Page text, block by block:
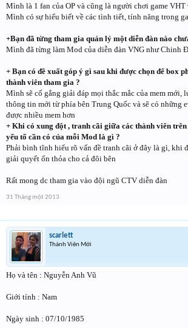
Mình là 1 fan của OP và cũng là người chơi game
Mình có sự hiểu biết về các tình tiết, tính năng trong
+Bạn đã từng tham gia quản lý một diễn đàn nào
Mình đã từng làm Mod của diễn đàn VNG như Chinh
+ Bạn có đề xuất góp ý gì sau khi được chọn để box
thành viên tham gia ?
Mình sẽ cố gắng giải đáp mọi thắc mắc của mem mới,
thông tin mới từ phía bên Trung Quốc và sẽ có những
được nhiều mem hơn
+ Khi có xung đột , tranh cãi giữa các thành viên trên
yếu tố cần có của mỗi Mod là gì ?
Phải bình tĩnh hiểu rõ vấn đề tranh cãi ở đây là gì, khi
giải quyết ổn thỏa cho cả đôi bên
Rất mong dc tham gia vào đội ngũ CTV diễn đàn
31 Tháng một 2013
scarlett
Thành Viên Mới
Họ và tên : Nguyễn Anh Vũ
Giới tính : Nam
Ngày sinh : 07/10/1985